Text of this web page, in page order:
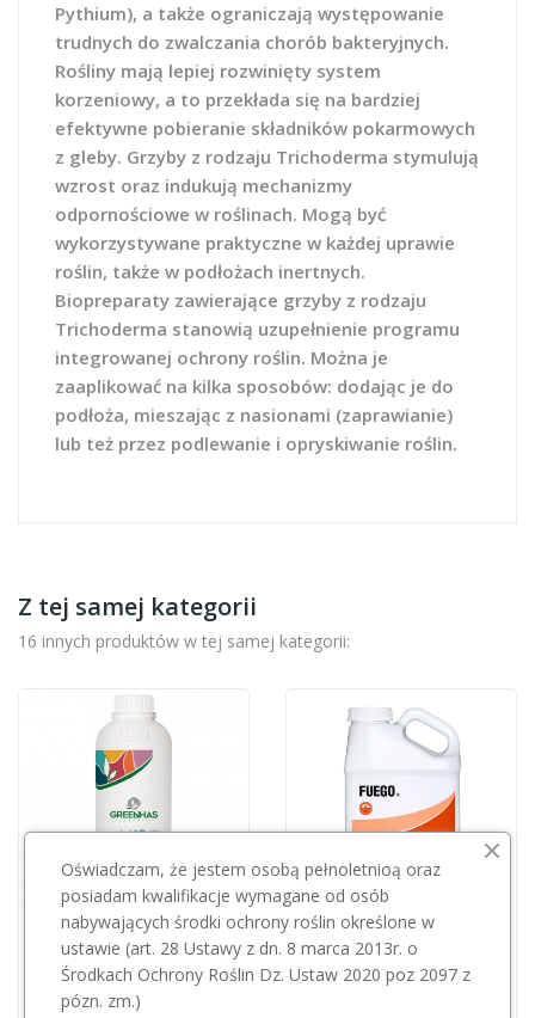
Pythium), a także ograniczają występowanie
trudnych do zwalczania chorób bakteryjnych.
Rośliny mają lepiej rozwinięty system
korzeniowy, a to przekłada się na bardziej
efektywne pobieranie składników pokarmowych
z gleby. Grzyby z rodzaju Trichoderma stymulują
wzrost oraz indukują mechanizmy
odpornościowe w roślinach. Mogą być
wykorzystywane praktyczne w każdej uprawie
roślin, także w podłożach inertnych.
Biopreparaty zawierające grzyby z rodzaju
Trichoderma stanowią uzupełnienie programu
integrowanej ochrony roślin. Można je
zaaplikować na kilka sposobów: dodając je do
podłoża, mieszając z nasionami (zaprawianie)
lub też przez podlewanie i opryskiwanie roślin.
Z tej samej kategorii
16 innych produktów w tej samej kategorii:
Przepraszamy, ten produkt
jest niedostępny.
GREEN HAS ITALIA
SZAŁAS AGRO
Fuego 3,75l
Oświadczam, że jestem osobą pełnoletnioą oraz
posiadam kwalifikacje wymagane od osób
nabywających środki ochrony roślin określone w
ustawie (art. 28 Ustawy z dn. 8 marca 2013r. o
Środkach Ochrony Roślin Dz. Ustaw 2020 poz 2097 z
pózn. zm.)